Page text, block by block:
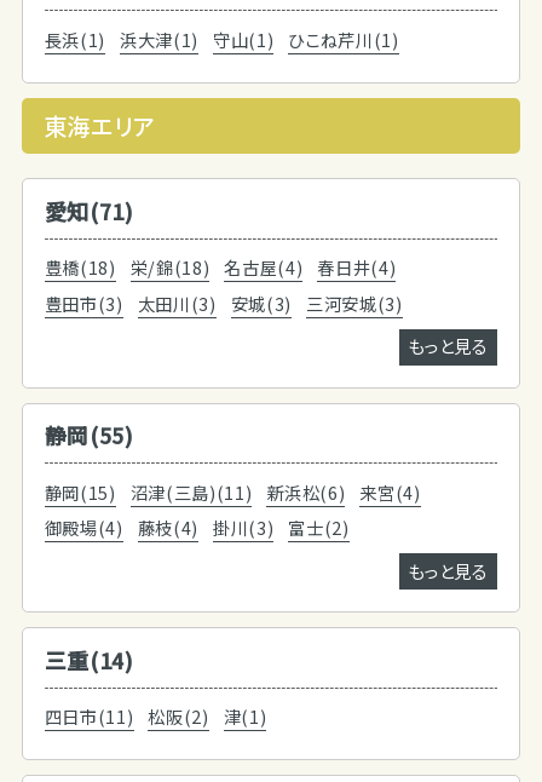
長浜(1) 浜大津(1) 守山(1) ひこね芹川(1)
東海エリア
愛知(71)
豊橋(18) 栄/錦(18) 名古屋(4)
春日井(4)
豊田市(3)
太田川(3) 安城(3)
三河安城(3)
もっと見る
静岡(55)
静岡(15) 沼津(三島)(11) 新浜松(6)
来宮(4)
御殿場(4)
藤枝(4) 掛川(3)
富士(2)
もっと見る
三重(14)
四日市(11) 松阪(2) 津(1)